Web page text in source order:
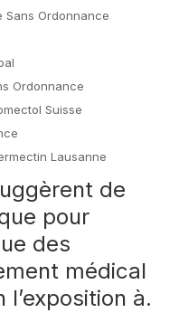
Sans Ordonnance
Ordonnance
Suisse
Lausanne
de
pour
des
médical
à.